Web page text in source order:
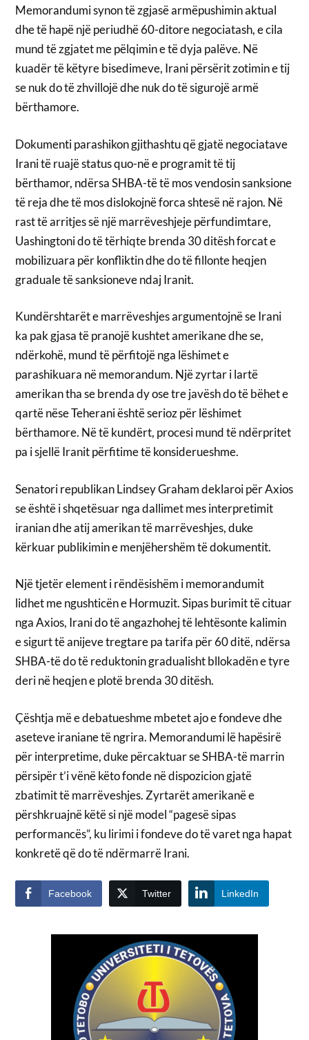
Memorandumi synon të zgjasë armëpushimin aktual
dhe të hapë një periudhë 60-ditore negociatash, e cila
mund të zgjatet me pëlqimin e të dyja palëve. Në
kuadër të këtyre bisedimeve, Irani përsërit zotimin e tij
se nuk do të zhvillojë dhe nuk do të sigurojë armë
bërthamore.
Dokumenti parashikon gjithashtu që gjatë negociatave
Irani të ruajë status quo-në e programit të tij
bërthamor, ndërsa SHBA-të të mos vendosin sanksione
të reja dhe të mos dislokojnë forca shtesë në rajon. Në
rast të arritjes së një marrëveshjeje përfundimtare,
Uashingtoni do të tërhiqte brenda 30 ditësh forcat e
mobilizuara për konfliktin dhe do të fillonte heqjen
graduale të sanksioneve ndaj Iranit.
Kundërshtarët e marrëveshjes argumentojnë se Irani
ka pak gjasa të pranojë kushtet amerikane dhe se,
ndërkohë, mund të përfitojë nga lëshimet e
parashikuara në memorandum. Një zyrtar i lartë
amerikan tha se brenda dy ose tre javësh do të bëhet e
qartë nëse Teherani është serioz për lëshimet
bërthamore. Në të kundërt, procesi mund të ndërpritet
pa i sjellë Iranit përfitime të konsiderueshme.
Senatori republikan Lindsey Graham deklaroi për Axios
se është i shqetësuar nga dallimet mes interpretimit
iranian dhe atij amerikan të marrëveshjes, duke
kërkuar publikimin e menjëhershëm të dokumentit.
Një tjetër element i rëndësishëm i memorandumit
lidhet me ngushticën e Hormuzit. Sipas burimit të cituar
nga Axios, Irani do të angazhohej të lehtësonte kalimin
e sigurt të anijeve tregtare pa tarifa për 60 ditë, ndërsa
SHBA-të do të reduktonin gradualisht bllokadën e tyre
deri në heqjen e plotë brenda 30 ditësh.
Çështja më e debatueshme mbetet ajo e fondeve dhe
aseteve iraniane të ngrira. Memorandumi lë hapësirë
për interpretime, duke përcaktuar se SHBA-të marrin
përsipër t’i vënë këto fonde në dispozicion gjatë
zbatimit të marrëveshjes. Zyrtarët amerikanë e
përshkruajnë këtë si një model “pagesë sipas
performancës”, ku lirimi i fondeve do të varet nga hapat
konkretë që do të ndërmarrë Irani.
Facebook Twitter LinkedIn